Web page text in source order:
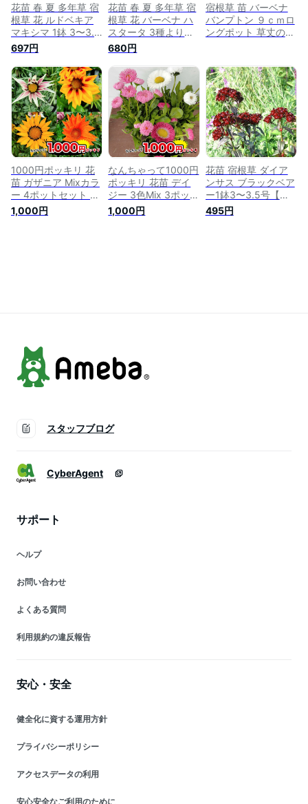
花苗 春 夏 多年草 宿
根草 花 ルドベキア
マキシマ 1鉢 3〜3.5
号【お届け中】
Rudbeckia Maxima
黄花 宿根草 夏苗 多
年草 草丈高 耐寒性
苗 鉢植え 庭植え ガ
ーデニング 花壇 花
ガーデン 大型種 秋
冬 ハッピーガーデン
HappyGarden【1010】
697円
花苗 春 夏 多年草 宿
根草 花 バーベナ ハ
スタータ 3種より選
択 1鉢 3.5号ロング
【お届け中】
Verbena hastata ピ
ンク ブルー ホワイ
ト 夏 苗 宿根草 イン
グリッシュガーデン
鉢植え 庭植え 花壇
ガーデン ガーデニン
グ 花壇 ハッピーガ
ーデン【2025AKi】
(2006)
680円
宿根草 苗 バーベナ
バンプトン ９ｃｍロ
ングポット 草丈の高
多年草 ペレニアル
1000円ポッキリ 花
苗 ガザニア Mixカラ
ー 4ポットセット 1
鉢 3～3.5号【お届け
中】Gazania 多年草
1,000円
なんちゃって1000円
ポッキリ 花苗 デイ
ジー 3色Mix 3ポット
セット 1鉢3～3.5号
【お届け中】Dasy
1,000円
花苗 宿根草 ダイア
ンサス ブラックベア
ー1鉢3〜3.5号【お
届け中】Dianthus
barbatus Black 冬
495円
スタッフブログ
CyberAgent
サポート
ヘルプ
お問い合わせ
よくある質問
利用規約の違反報告
安心・安全
健全化に資する運用方針
プライバシーポリシー
アクセスデータの利用
安心安全なご利用のために